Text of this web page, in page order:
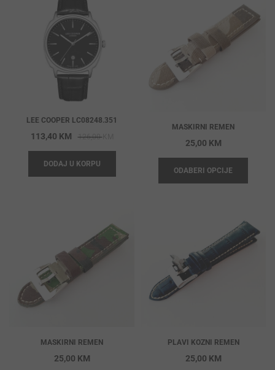
LEE COOPER LC08248.351
126,00KM
price
126,00 KM.
113,40 KM
price
113,40 KM.
DODAJ U KORPU
MASKIRNI REMEN
25,00 KM
ODABERI OPCIJE
MASKIRNI REMEN
25,00 KM
PLAVI KOZNI REMEN
25,00 KM